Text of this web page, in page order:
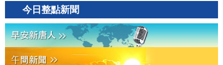
今日整點新聞